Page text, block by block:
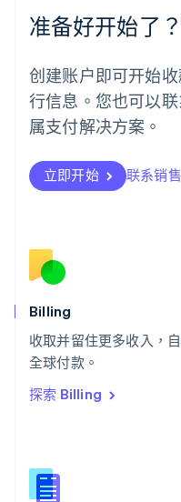
准备好开始了？
创建账户即可开始
行信息。您也可以
属支付解决方案。
立即开始 联系销售
Billing
收取并留住更多收入，
全球付款。
探索 Billing
挪威
葡萄牙
Português English
日本
日本語English
瑞典
瑞士
DeutschFrançais
English
斯洛文尼亚
泰国
ไทยEnglish
希腊
English
西班牙
新西兰
English